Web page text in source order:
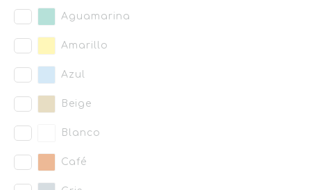
Aguamarina
Amarillo
Azul
Beige
Blanco
Café